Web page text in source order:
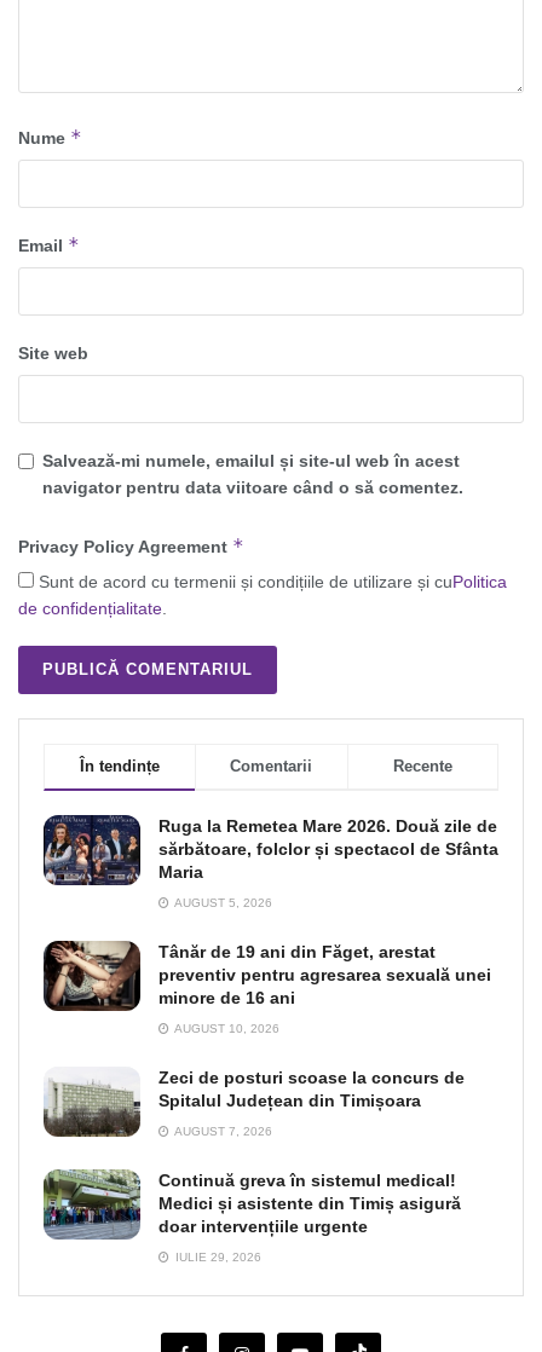
Nume *
Email *
Site web
Salvează-mi numele, emailul și site-ul web în acest
navigator pentru data viitoare când o să comentez.
Privacy Policy Agreement *
Sunt de acord cu termenii și condițiile de utilizare și cuPolitica
de confidențialitate.
În tendințe Comentarii Recente
Ruga la Remetea Mare 2026. Două zile de
sărbătoare, folclor și spectacol de Sfânta
Maria
AUGUST 5, 2026
Tânăr de 19 ani din Făget, arestat
preventiv pentru agresarea sexuală unei
minore de 16 ani
AUGUST 10, 2026
Zeci de posturi scoase la concurs de
Spitalul Județean din Timișoara
AUGUST 7, 2026
Continuă greva în sistemul medical!
Medici și asistente din Timiș asigură
doar intervențiile urgente
IULIE 29, 2026